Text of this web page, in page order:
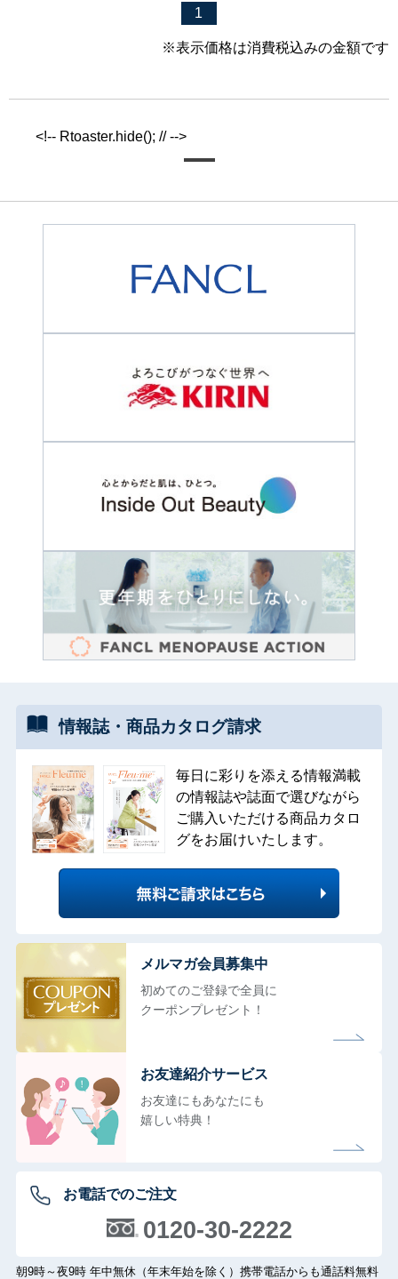
1
※表示価格は消費税込みの金額です
情報誌・ 商品カタログ請求
毎日に彩りを添える情報満載
の情報誌や誌面で選びながら
ご購入いただける商品カタロ
グをお届けいたします。
メルマガ会員募集中
初めてのご登録で全員に
クーポンプレゼント！
お友達紹介サービス
お友達にもあなたにも
嬉しい特典！
お電話でのご注文
0120-30-2222
朝9時～夜9時 年中無休（年末年始を除く）携帯電話からも通話料無料